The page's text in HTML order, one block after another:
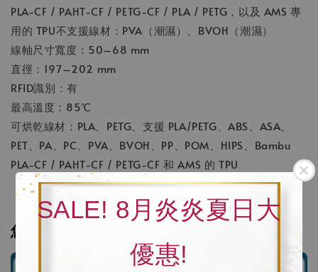
SALE! 8月炎炎夏日大
優惠!
PLA-CF / PAHT-CF / PETG-CF / PLA / PETG，以及 AMS 專
用的 TPU不支援線材：PVA（潮濕）、BVOH（潮濕）
線軸尺寸寬度：50–68 mm
直徑：197–202 mm
RFID識別：有
最高溫度：85℃
可烘乾線材：PLA、PETG、支援 PLA/PETG、ABS、ASA、
PET、PA、PC、PVA、BVOH、PP、POM、HIPS、Bambu
PLA-CF / PAHT-CF / PETG-CF 和 AMS 的 TPU
您可能也喜歡